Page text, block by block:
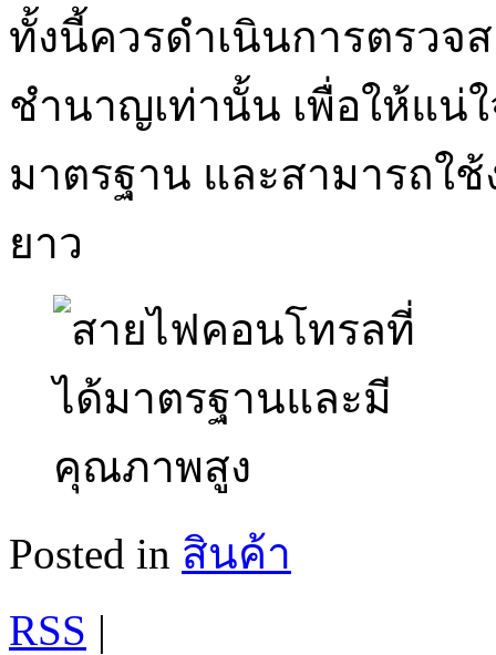
ทั้งนี้ควรดำเนินการตรวจ
ชำนาญเท่านั้น เพื่อให้แน่
มาตรฐาน และสามารถใ
ยาว
Posted in สินค้า
RSS |